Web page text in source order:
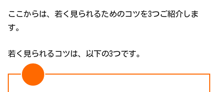
ここからは、若く見られるためのコツを3つご紹介しま
す。
若く見られるコツは、以下の3つです。